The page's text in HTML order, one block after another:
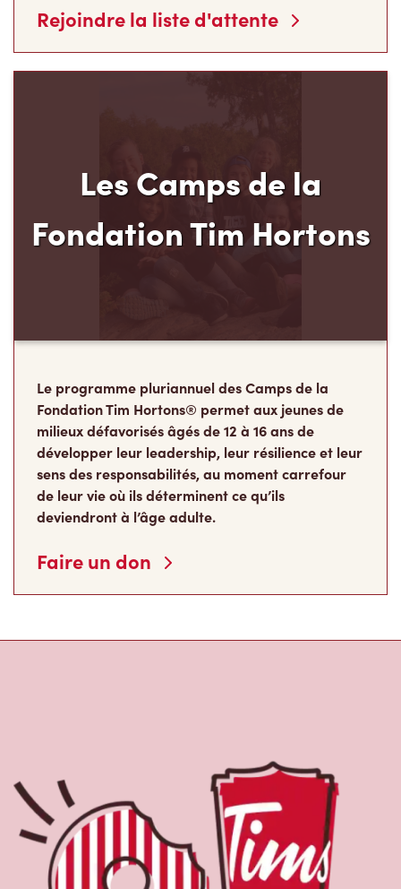
Rejoindre la liste d'attente
Les Camps de la
Fondation Tim Hortons
Le programme pluriannuel des Camps de la
Fondation Tim Hortons® permet aux jeunes de
milieux défavorisés âgés de 12 à 16 ans de
développer leur leadership, leur résilience et leur
sens des responsabilités, au moment carrefour
de leur vie où ils déterminent ce qu’ils
deviendront à l’âge adulte.
Faire un don